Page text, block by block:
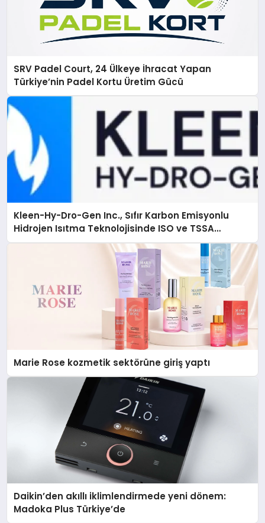
SRV Padel Court, 24 Ülkeye İhracat Yapan
Türkiye’nin Padel Kortu Üretim Gücü
Kleen-Hy-Dro-Gen Inc., Sıfır Karbon Emisyonlu
Hidrojen Isıtma Teknolojisinde ISO ve TSSA
Düzenleyici Onaylarını Aldı
Marie Rose kozmetik sektörüne giriş yaptı
Daikin’den akıllı iklimlendirmede yeni dönem:
Madoka Plus Türkiye’de